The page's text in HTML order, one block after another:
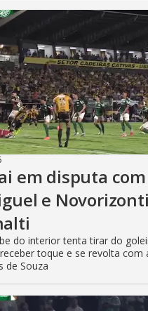
em disputa com
e
do interior tenta tirar do
toque e se revolta com
de Souza